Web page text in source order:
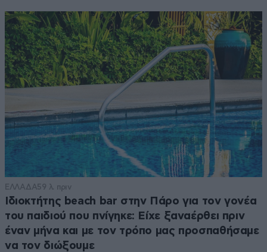
ΕΛΛΑΔΑ59 λ. πριν
Ιδιοκτήτης beach bar στην Πάρο για τον γονέα
του παιδιού που πνίγηκε: Είχε ξαναέρθει πριν
έναν μήνα και με τον τρόπο μας προσπαθήσαμε
να τον διώξουμε